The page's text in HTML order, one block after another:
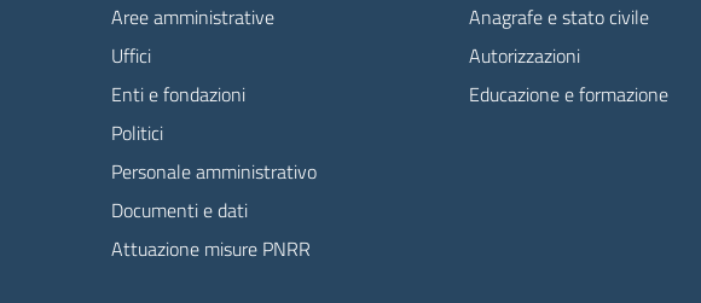
Aree amministrative
Uffici
Enti e fondazioni
Politici
Personale amministrativo
Documenti e dati
Attuazione misure PNRR
Anagrafe e stato civile
Autorizzazioni
Educazione e formazione